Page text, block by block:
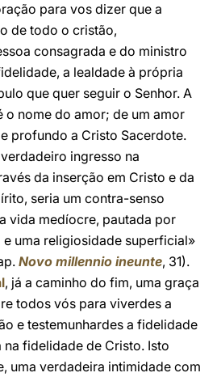
para vos dizer que a
de todo o cristão,
consagrada e do ministro
a lealdade à própria
que quer seguir o Senhor. A
nome do amor; de um amor
profundo a Cristo Sacerdote.
ingresso na
da inserção em Cristo e da
seria um contra-senso
vida medíocre, pautada por
e uma religiosidade superficial»
Novo millennio ineunte, 31).
, já a caminho do fim, uma graça
todos vós para viverdes a
e testemunhardes a fidelidade
fidelidade de Cristo. Isto
uma verdadeira intimidade com